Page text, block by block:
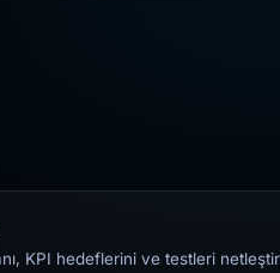
KPI hedeflerini ve testleri